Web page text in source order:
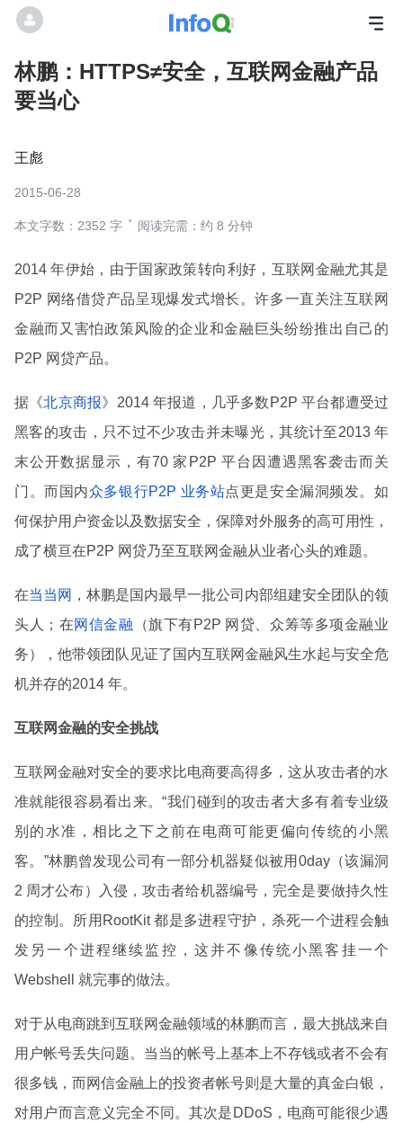
林鹏：HTTPS≠安全，互联网金融产品
要当心
王彪
2015-06-28
本文字数：2352 字 阅读完需：约 8 分钟
2014 年伊始，由于国家政策转向利好，互联网金融尤其是
P2P 网络借贷产品呈现爆发式增长。许多一直关注互联网
金融而又害怕政策风险的企业和金融巨头纷纷推出自己的
P2P 网贷产品。
据《北京商报》2014 年报道，几乎多数P2P 平台都遭受过
黑客的攻击，只不过不少攻击并未曝光，其统计至2013 年
末公开数据显示，有70 家P2P 平台因遭遇黑客袭击而关
门。而国内众多银行P2P 业务站点更是安全漏洞频发。如
何保护用户资金以及数据安全，保障对外服务的高可用性，
成了横亘在P2P 网贷乃至互联网金融从业者心头的难题。
在当当网 ，林鹏是国内最早一批公司内部组建安全团队的领
头人；在网信金融 （旗下有P2P 网贷、众筹等多项金融业
务），他带领团队见证了国内互联网金融风生水起与安全危
机并存的2014 年。
互联网金融的安全挑战
互联网金融对安全的要求比电商要高得多，这从攻击者的水
准就能很容易看出来。“我们碰到的攻击者大多有着专业级
别的水准，相比之下之前在电商可能更偏向传统的小黑
客。”林鹏曾发现公司有一部分机器疑似被用0day（该漏洞
2 周才公布）入侵，攻击者给机器编号，完全是要做持久性
的控制。所用RootKit 都是多进程守护，杀死一个进程会触
发另一个进程继续监控，这并不像传统小黑客挂一个
Webshell 就完事的做法。
对于从电商跳到互联网金融领域的林鹏而言，最大挑战来自
用户帐号丢失问题。当当的帐号上基本上不存钱或者不会有
很多钱，而网信金融上的投资者帐号则是大量的真金白银，
对用户而言意义完全不同。其次是DDoS，电商可能很少遇